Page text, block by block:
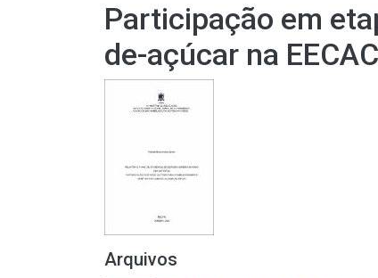
Participação em
de-açúcar na EECAC
Arquivos